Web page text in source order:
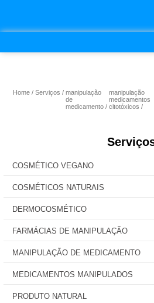
Home Serviços
manipulação
de
medicamento
manipulação
medicamentos
citotóxicos
COSMÉTICO VEGANO
COSMÉTICOS NATURAIS
DERMOCOSMÉTICO
FARMÁCIAS DE MANIPULAÇÃO
MANIPULAÇÃO DE MEDICAMENTO
MEDICAMENTOS MANIPULADOS
PRODUTO NATURAL